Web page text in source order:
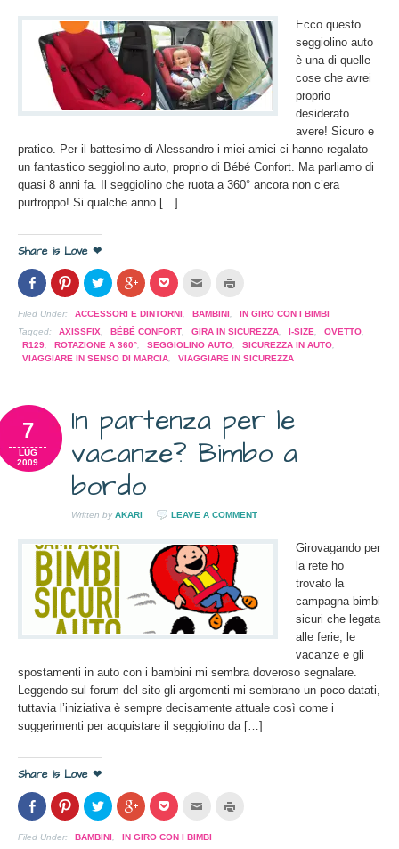
Ecco questo
seggiolino auto
è una di quelle
cose che avrei
proprio
desiderato
avere! Sicuro e
pratico. Per il battesimo di Alessandro i miei amici ci hanno regalato
un fantastico seggiolino auto, proprio di Bébé Confort. Ma parliamo di
quasi 8 anni fa. Il seggiolino che ruota a 360° ancora non c’era
purtroppo! Si qualche anno […]
Share is Love ❤
Condividi
su
Facebook
(Si
in
una
nuova
finestra)
Clicca
per
condividere
su
(Si
apre
in
una
Clicca
per
condividere
su
Twitter
(Si
apre
in
una
Clicca
per
condividere
su
(Si
apre
in
una
Clicca
per
su
(Si
apre
in
una
Clicca
l'articolo
mail
ad
un
amico
nuova
finestra)
(Si
in
una
nuova
finestra)
Filed Under: ACCESSORI E DINTORNI BAMBINI
IN GIRO CON I BIMBI
Tagged:
AXISSFIX BÉBÉ CONFORT GIRA IN SICUREZZA I-SIZE OVETTO
R129
ROTAZIONE A 360° SEGGIOLINO AUTO SICUREZZA IN AUTO
VIAGGIARE IN SENSO DI MARCIA
VIAGGIARE IN SICUREZZA
In partenza per le
vacanze? Bimbo a
bordo
7
LUG
2009
Written by AKARI LEAVE A COMMENT
Girovagando per
la rete ho
trovato la
campagna bimbi
sicuri che legata
alle ferie, le
vacanze e gli
spostamenti in auto con i bambini mi sembra doveroso segnalare.
Leggendo sul forum del sito gli argomenti mi sembrano un poco datati,
tuttavia l’iniziativa è sempre decisamente attuale così come i
suggerimenti per acquistare il seggiolino da […]
Share is Love ❤
Condividi
su
Facebook
(Si
Clicca
per
condividere
su
Clicca
per
condividere
su
Clicca
per
condividere
su
Clicca
per
su
Clicca
l'articolo
Filed Under: BAMBINI
IN GIRO CON I BIMBI